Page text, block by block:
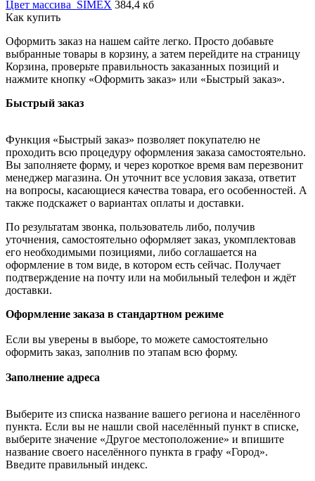
Цвет массива_SIMEX 384,4 кб
Как купить
Оформить заказ на нашем сайте легко. Просто добавьте
выбранные товары в корзину, а затем перейдите на страницу
Корзина, проверьте правильность заказанных позиций и
нажмите кнопку «Оформить заказ» или «Быстрый заказ».
Быстрый заказ
Функция «Быстрый заказ» позволяет покупателю не
проходить всю процедуру оформления заказа самостоятельно.
Вы заполняете форму, и через короткое время вам перезвонит
менеджер магазина. Он уточнит все условия заказа, ответит
на вопросы, касающиеся качества товара, его особенностей. А
также подскажет о вариантах оплаты и доставки.
По результатам звонка, пользователь либо, получив
уточнения, самостоятельно оформляет заказ, укомплектовав
его необходимыми позициями, либо соглашается на
оформление в том виде, в котором есть сейчас. Получает
подтверждение на почту или на мобильный телефон и ждёт
доставки.
Оформление заказа в стандартном режиме
Если вы уверены в выборе, то можете самостоятельно
оформить заказ, заполнив по этапам всю форму.
Заполнение адреса
Выберите из списка название вашего региона и населённого
пункта. Если вы не нашли свой населённый пункт в списке,
выберите значение «Другое местоположение» и впишите
название своего населённого пункта в графу «Город».
Введите правильный индекс.